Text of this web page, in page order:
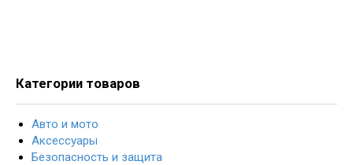
Категории товаров
Авто и мото
Аксессуары
Безопасность и защита